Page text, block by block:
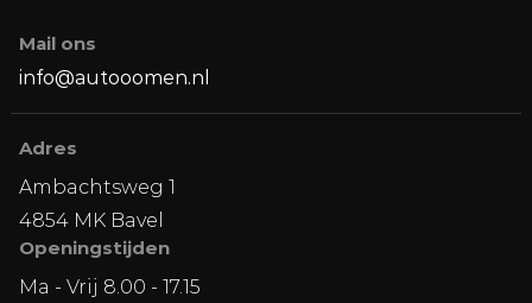
Mail ons
info@autooomen.nl
Adres
Ambachtsweg 1
4854 MK Bavel
Openingstijden
Ma - Vrij 8.00 - 17.15